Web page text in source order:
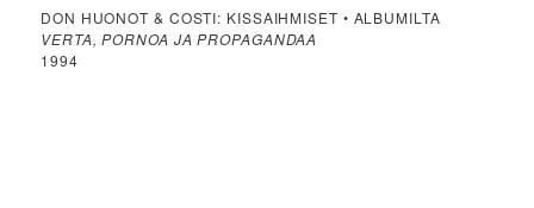
DON HUONOT & COSTI: KISSAIHMISET • ALBUMILTA
VERTA, PORNOA JA PROPAGANDAA
1994